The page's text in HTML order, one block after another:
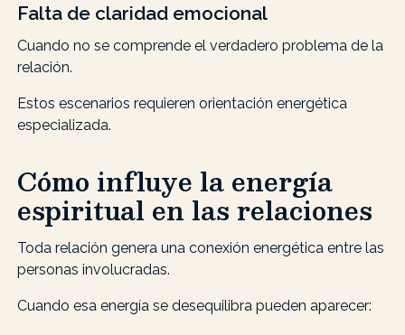
Falta de claridad emocional
Cuando no se comprende el verdadero problema de la
relación.
Estos escenarios requieren orientación energética
especializada.
Cómo influye la energía
espiritual en las relaciones
Toda relación genera una conexión energética entre las
personas involucradas.
Cuando esa energía se desequilibra pueden aparecer: